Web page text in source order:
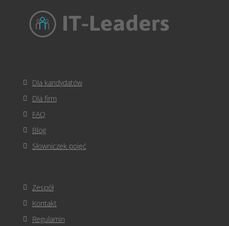
Dla kandydatów
Dla firm
FAQ
Blog
Słowniczek pojęć
Zespół
Kontakt
Regulamin